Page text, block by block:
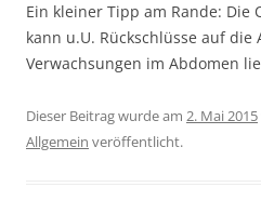
Ein kleiner Tipp am Rande:
kann u.U. Rückschlüsse auf
Verwachsungen im Abdomen
Dieser Beitrag wurde am 2. Mai 2015
Allgemein veröffentlicht.